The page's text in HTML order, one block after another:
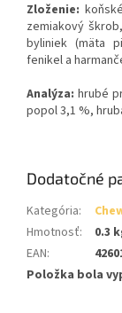
Zloženie:
zemiakový
byliniek (mäta
fenikel a
Analýza: hrubé
popol 3,1 %,
Dodatočné
Kategória:
Hmotnosť:
0.3
EAN:
Položka bola